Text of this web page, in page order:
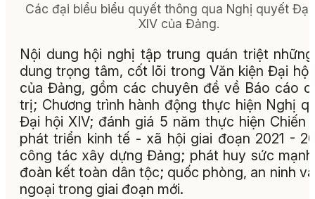
Các đại biểu biểu quyết thông qua Nghị quyết Đại
XIV của Đảng.
Nội dung hội nghị tập trung quán triệt
dung trọng tâm, cốt lõi trong Văn kiện Đại hội
của Đảng, gồm các chuyên đề về Báo cáo
trị; Chương trình hành động thực hiện Nghị
Đại hội XIV; đánh giá 5 năm thực hiện Chiến
phát triển kinh tế - xã hội giai đoạn 2021 -
công tác xây dựng Đảng; phát huy sức
đoàn kết toàn dân tộc; quốc phòng, an ninh
ngoại trong giai đoạn mới.